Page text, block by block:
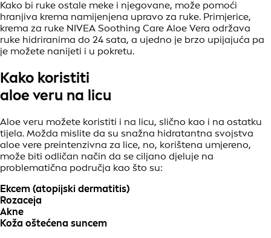
Kako bi ruke ostale meke i njegovane, može pomoći
hranjiva krema namijenjena upravo za ruke. Primjerice,
krema za ruke NIVEA Soothing Care Aloe Vera održava
ruke hidriranima do 24 sata, a ujedno je brzo upijajuća pa
je možete nanijeti i u pokretu.
Kako koristiti
aloe veru na licu
Aloe veru možete koristiti i na licu, slično kao i na ostatku
tijela. Možda mislite da su snažna hidratantna svojstva
aloe vere preintenzivna za lice, no, korištena umjereno,
može biti odličan način da se ciljano djeluje na
problematična područja kao što su:
Ekcem (atopijski dermatitis)
Rozaceja
Akne
Koža oštećena suncem